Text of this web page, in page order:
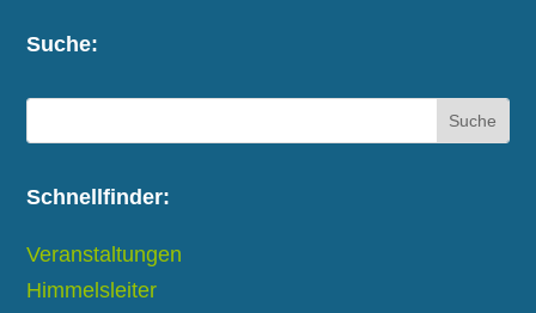
Suche:
Schnellfinder:
Veranstaltungen
Himmelsleiter